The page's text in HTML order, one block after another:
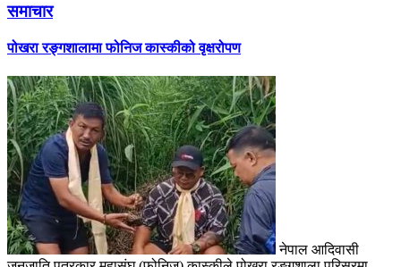
समाचार
पोखरा रङ्गशालामा फोनिज कास्कीको वृक्षरोपण
नेपाल आदिवासी